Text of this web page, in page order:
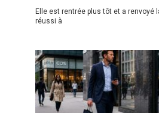
Elle est rentrée plus tôt et a renvoyé
réussi à